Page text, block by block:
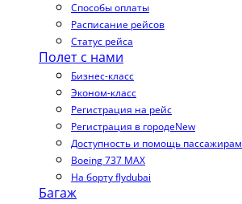
Способы оплаты
Расписание рейсов
Статус рейса
Полет с нами
Бизнес-класс
Эконом-класс
Регистрация на рейс
Регистрация в городеNew
Доступность и помощь пассажирам
Boeing 737 MAX
На борту flydubai
Багаж